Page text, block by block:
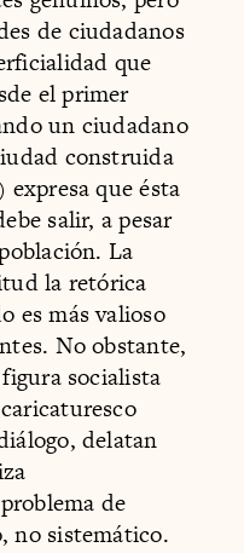
de ciudadanos
que
el primer
un ciudadano
construida
que ésta
salir, a pesar
La
la retórica
es más valioso
No obstante,
socialista
delatan
de
no sistemático.